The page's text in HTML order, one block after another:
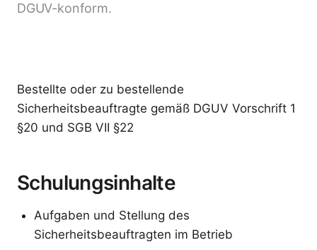
DGUV-konform.
Bestellte oder zu bestellende
Sicherheitsbeauftragte gemäß DGUV Vorschrift 1
§20 und SGB VII §22
Schulungsinhalte
Aufgaben und Stellung des
Sicherheitsbeauftragten im Betrieb